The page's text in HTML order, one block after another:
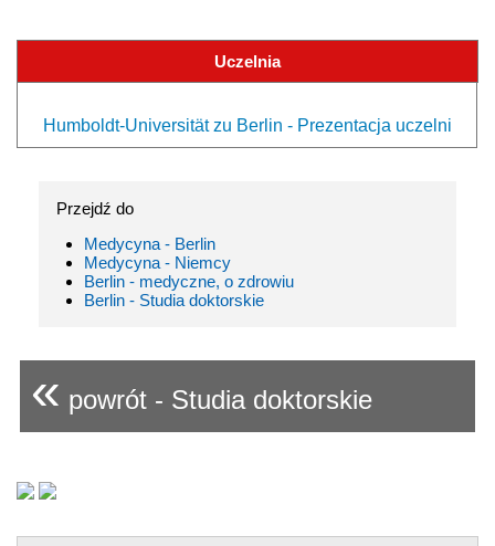
Uczelnia
Humboldt-Universität zu Berlin - Prezentacja uczelni
Przejdź do
Medycyna - Berlin
Medycyna - Niemcy
Berlin - medyczne, o zdrowiu
Berlin - Studia doktorskie
« powrót - Studia doktorskie